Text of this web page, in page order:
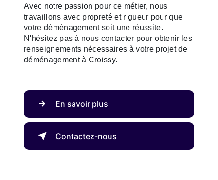
Avec notre passion pour ce métier, nous
travaillons avec propreté et rigueur pour que
votre déménagement soit une réussite.
N'hésitez pas à nous contacter pour obtenir les
renseignements nécessaires à votre projet de
déménagement à Croissy.
En savoir plus
Contactez-nous